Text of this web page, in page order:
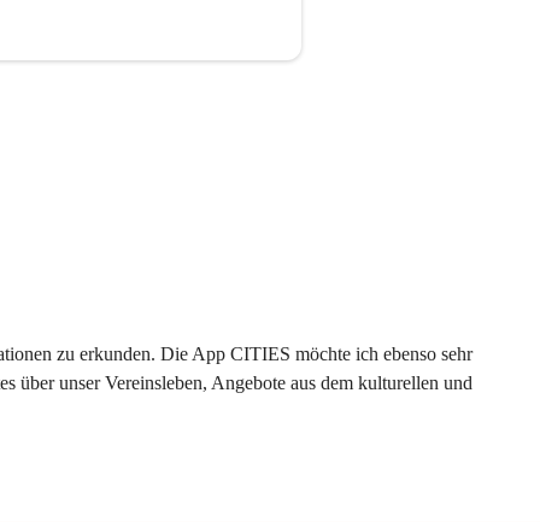
zu erkunden. Die App CITIES möchte ich ebenso sehr
über unser Vereinsleben, Angebote aus dem kulturellen und